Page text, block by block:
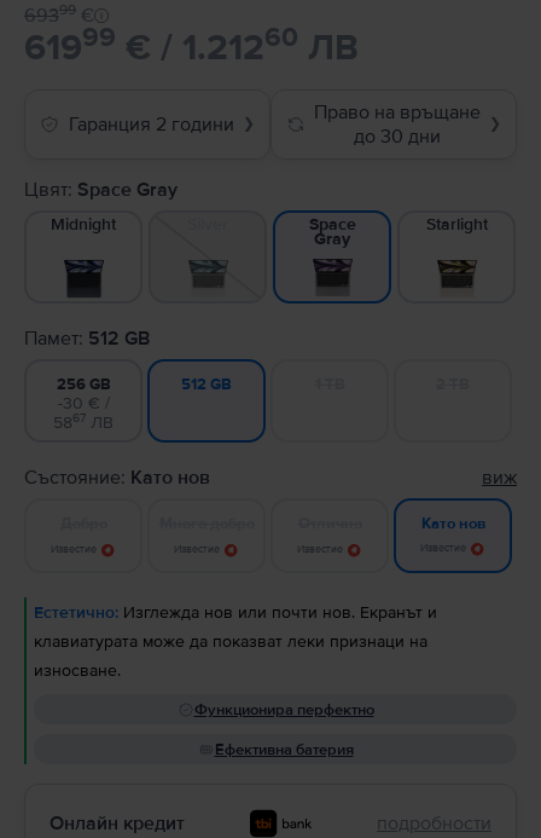
61999 € / 1.21260 ЛВ
69399 €
Гаранция 2 години ❯
Право на връщане
до 30 дни
❯
Цвят: Space Gray
Midnight Space
Gray
Starlight
Памет: 512 GB
256 GB
-30 € /
5867 ЛВ
512 GB
Състояние: Като нов виж
Известие Известие Известие
Като нов
Известие
Естетично: Изглежда нов или почти нов. Екранът и
клавиатурата може да показват леки признаци на
износване.
Функционира перфектно
Ефективна батерия
Онлайн кредит подробности